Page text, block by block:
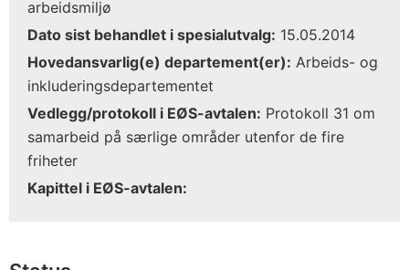
arbeidsmiljø
Dato sist behandlet i spesialutvalg: 15.05.2014
Hovedansvarlig(e) departement(er): Arbeids- og
inkluderingsdepartementet
Vedlegg/protokoll i EØS-avtalen: Protokoll 31 om
samarbeid på særlige områder utenfor de fire
friheter
Kapittel i EØS-avtalen: